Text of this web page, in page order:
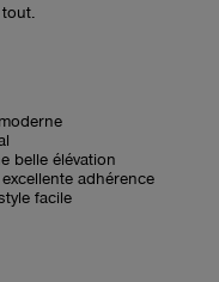
belle élévation
adhérence
facile